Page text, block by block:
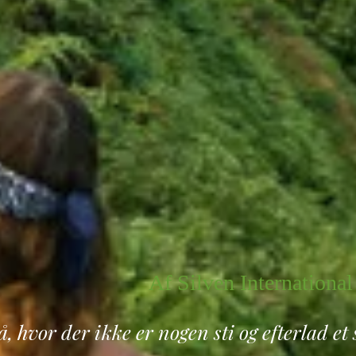
Af Silven International
hvor der ikke er nogen sti og efterlad et